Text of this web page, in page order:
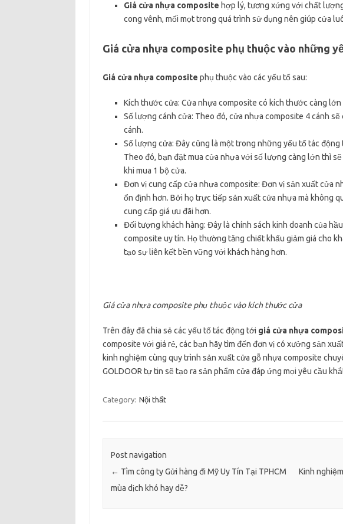
Giá cửa nhựa composite hợp lý, tương xứng với chất
cong vênh, mối mọt trong quá trình sử dụng nên giúp cửa
Giá cửa nhựa composite phụ thuộc vào những
Giá cửa nhựa composite phụ thuộc vào các yếu tố sau:
Kích thước cửa: Cửa nhựa composite có kích thước càng
Số lượng cánh cửa: Theo đó, cửa nhựa composite 4 cánh sẽ
cánh.
Số lượng cửa: Đây cũng là một trong những yếu tố tác động
Theo đó, bạn đặt mua cửa nhựa với số lượng càng lớn thì
khi mua 1 bộ cửa.
Đơn vị cung cấp cửa nhựa composite: Đơn vị sản xuất cửa
ổn định hơn. Bởi họ trực tiếp sản xuất cửa nhựa mà không
cung cấp giá ưu đãi hơn.
Đối tượng khách hàng: Đây là chính sách kinh doanh của
composite uy tín. Họ thường tăng chiết khấu giảm giá cho
tạo sự liên kết bền vững với khách hàng hơn.
Giá cửa nhựa composite phụ thuộc vào kích thước cửa
Trên đây đã chia sẻ các yếu tố tác động tới giá cửa nhựa
composite với giá rẻ, các bạn hãy tìm đến đơn vị có xưởng sản
kinh nghiệm cùng quy trình sản xuất cửa gỗ nhựa composite
GOLDOOR tự tin sẽ tạo ra sản phẩm cửa đáp ứng mọi yêu cầu
Category: Nội thất
Post navigation
← Tìm công ty Gửi hàng đi Mỹ Uy Tín Tại TPHCM
mùa dịch khó hay dễ?
Kinh